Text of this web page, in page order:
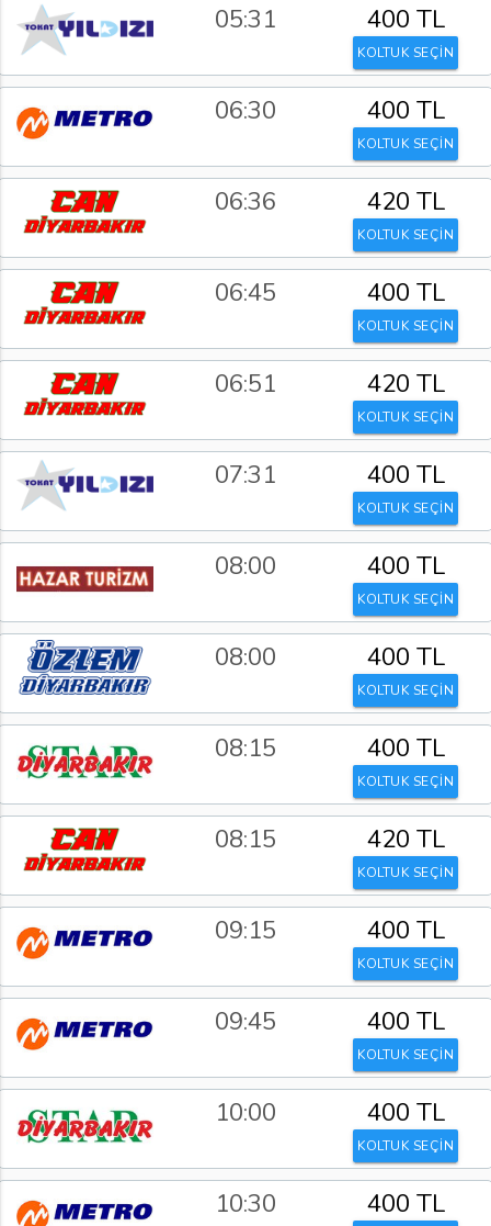
05:31 400 TL
KOLTUK SEÇİN
06:30 400 TL
KOLTUK SEÇİN
06:36 420 TL
KOLTUK SEÇİN
06:45 400 TL
KOLTUK SEÇİN
06:51 420 TL
KOLTUK SEÇİN
07:31 400 TL
KOLTUK SEÇİN
08:00 400 TL
KOLTUK SEÇİN
08:00 400 TL
KOLTUK SEÇİN
08:15 400 TL
KOLTUK SEÇİN
08:15 420 TL
KOLTUK SEÇİN
09:15 400 TL
KOLTUK SEÇİN
09:45 400 TL
KOLTUK SEÇİN
10:00 400 TL
KOLTUK SEÇİN
10:30 400 TL